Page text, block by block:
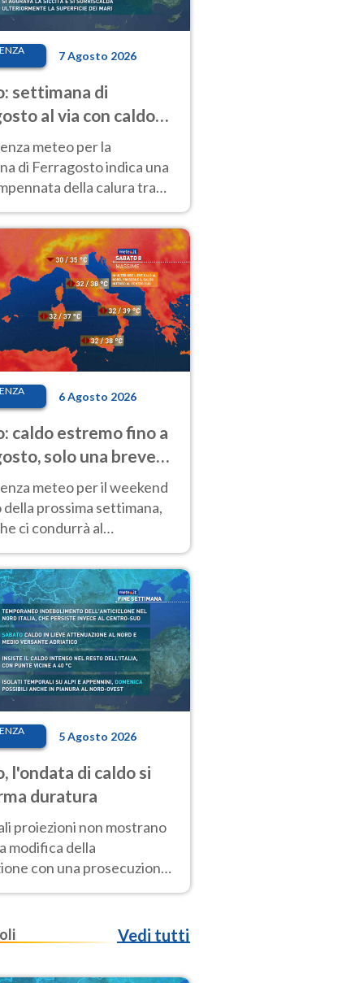
7 Agosto 2026
settimana di
al via con caldo
e qualche temporale
meteo per la
di Ferragosto indica una
della calura tra
Nord.
6 Agosto 2026
caldo estremo fino a
solo una breve
dove
meteo per il weekend
della prossima settimana,
ci condurrà al
molto elevate
5 Agosto 2026
l'ondata di caldo si
duratura
proiezioni non mostrano
modifica della
con una prosecuzione
fuori scala per molti
Vedi tutti